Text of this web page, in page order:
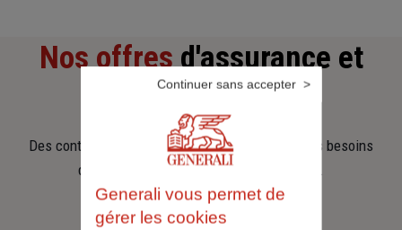
Nos offresd'assurance et
d'épargne
Des contrats clairs et flexibles pour sécuriser vos besoins
d’aujourd’hui et anticiper ceux de demain.
Generali vous permet de
gérer les cookies
Continuer sans accepter